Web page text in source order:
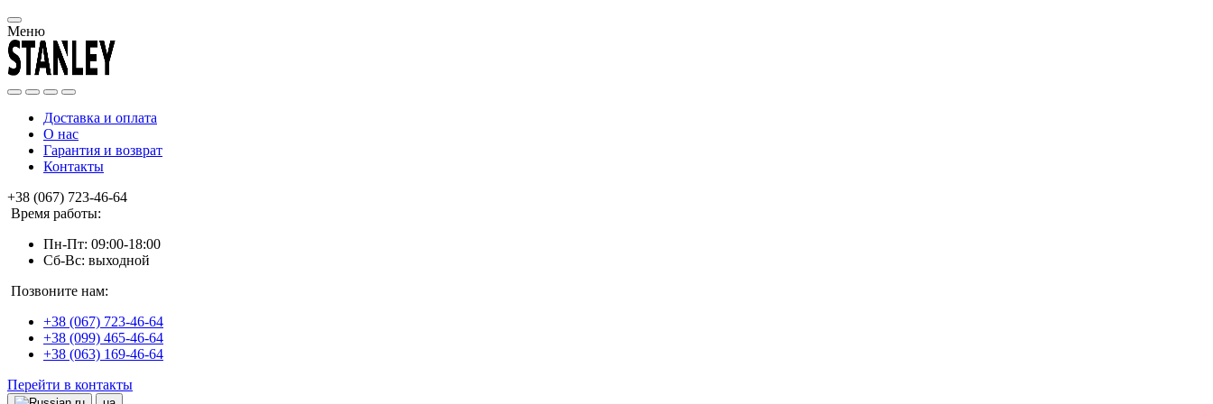
Меню
Доставка и оплата
О нас
Гарантия и возврат
Контакты
+38 (067) 723-46-64
Время работы:
Пн-Пт: 09:00-18:00
Сб-Вс: выходной
Позвоните нам:
+38 (067) 723-46-64
+38 (099) 465-46-64
+38 (063) 169-46-64
Перейти в контакты